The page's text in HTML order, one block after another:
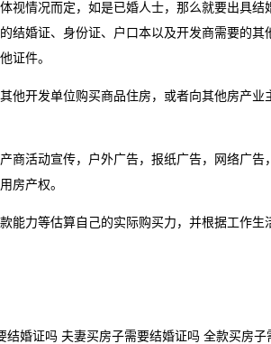
情况而定，如是已婚人士，那么就要出具结
结婚证、身份证、户口本以及开发商需要的其
证件。
开发单位购买商品住房，或者向其他房产业
活动宣传，户外广告，报纸广告，网络广告
房产权。
力等估算自己的实际购买力，并根据工作生
结婚证吗 夫妻买房子需要结婚证吗 全款买房